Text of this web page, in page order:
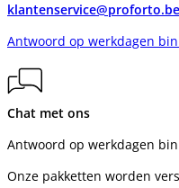
klantenservice@proforto.be
Antwoord op werkdagen
Chat met ons
Antwoord op werkdagen
Onze pakketten worden